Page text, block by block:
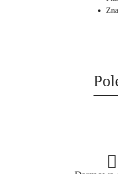
Pomiń karuzelę
o